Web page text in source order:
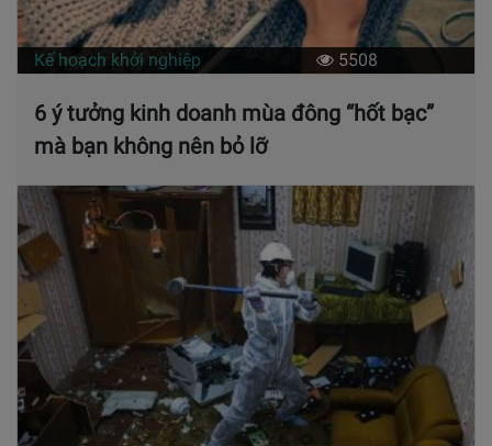
Kế hoạch khởi nghiệp 5508
6 ý tưởng kinh doanh mùa đông “hốt bạc”
mà bạn không nên bỏ lỡ